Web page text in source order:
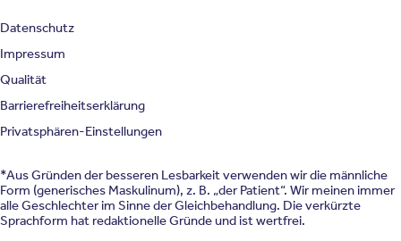
Datenschutz
Impressum
Qualität
Barrierefreiheitserklärung
Privatsphären-Einstellungen
*Aus Gründen der besseren Lesbarkeit verwenden wir die männliche
Form (generisches Maskulinum), z. B. „der Patient“. Wir meinen immer
alle Geschlechter im Sinne der Gleichbehandlung. Die verkürzte
Sprachform hat redaktionelle Gründe und ist wertfrei.